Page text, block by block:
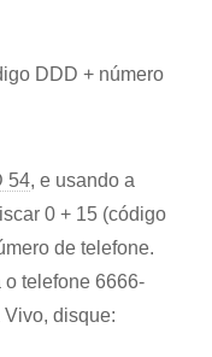
DDD + número
54, e usando a
0 + 15 (código
de telefone.
o telefone 6666-
disque: